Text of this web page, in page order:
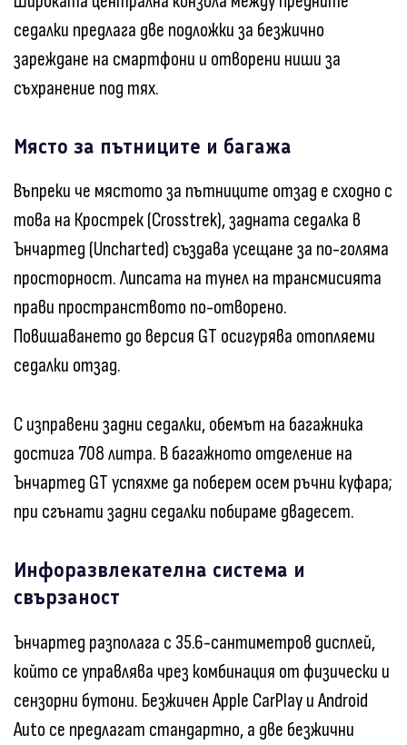
седалки предлага две подложки за безжично
зареждане на смартфони и отворени ниши за
съхранение под тях.
Място за пътниците и багажа
Въпреки че мястото за пътниците отзад е сходно с
това на Крострек (Crosstrek), задната седалка в
Ънчартед (Uncharted) създава усещане за по-голяма
просторност. Липсата на тунел на трансмисията
прави пространството по-отворено.
Повишаването до версия GT осигурява отопляеми
седалки отзад.
С изправени задни седалки, обемът на багажника
достига 708 литра. В багажното отделение на
Ънчартед GT успяхме да поберем осем ръчни куфара;
при сгънати задни седалки побираме двадесет.
Инфоразвлекателна система и
свързаност
Ънчартед разполага с 35.6-сантиметров дисплей,
който се управлява чрез комбинация от физически и
сензорни бутони. Безжичен Apple CarPlay и Android
Auto се предлагат стандартно, а две безжични